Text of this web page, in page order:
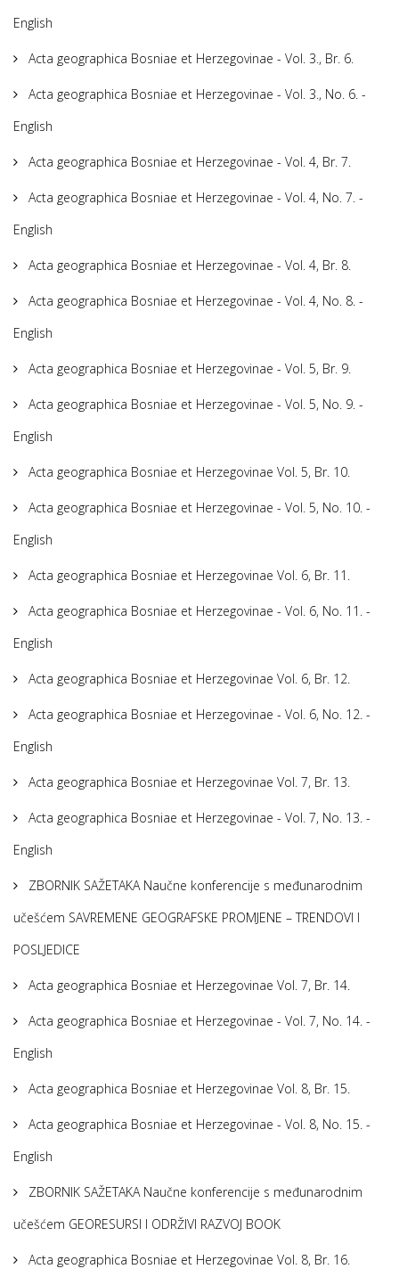
English
Acta geographica Bosniae et Herzegovinae - Vol. 3., Br. 6.
Acta geographica Bosniae et Herzegovinae - Vol. 3., No. 6. -
English
Acta geographica Bosniae et Herzegovinae - Vol. 4, Br. 7.
Acta geographica Bosniae et Herzegovinae - Vol. 4, No. 7. -
English
Acta geographica Bosniae et Herzegovinae - Vol. 4, Br. 8.
Acta geographica Bosniae et Herzegovinae - Vol. 4, No. 8. -
English
Acta geographica Bosniae et Herzegovinae - Vol. 5, Br. 9.
Acta geographica Bosniae et Herzegovinae - Vol. 5, No. 9. -
English
Acta geographica Bosniae et Herzegovinae Vol. 5, Br. 10.
Acta geographica Bosniae et Herzegovinae - Vol. 5, No. 10. -
English
Acta geographica Bosniae et Herzegovinae Vol. 6, Br. 11.
Acta geographica Bosniae et Herzegovinae - Vol. 6, No. 11. -
English
Acta geographica Bosniae et Herzegovinae Vol. 6, Br. 12.
Acta geographica Bosniae et Herzegovinae - Vol. 6, No. 12. -
English
Acta geographica Bosniae et Herzegovinae Vol. 7, Br. 13.
Acta geographica Bosniae et Herzegovinae - Vol. 7, No. 13. -
English
ZBORNIK SAŽETAKA Naučne konferencije s međunarodnim
učešćem SAVREMENE GEOGRAFSKE PROMJENE – TRENDOVI I
POSLJEDICE
Acta geographica Bosniae et Herzegovinae Vol. 7, Br. 14.
Acta geographica Bosniae et Herzegovinae - Vol. 7, No. 14. -
English
Acta geographica Bosniae et Herzegovinae Vol. 8, Br. 15.
Acta geographica Bosniae et Herzegovinae - Vol. 8, No. 15. -
English
ZBORNIK SAŽETAKA Naučne konferencije s međunarodnim
učešćem GEORESURSI I ODRŽIVI RAZVOJ BOOK
Acta geographica Bosniae et Herzegovinae Vol. 8, Br. 16.